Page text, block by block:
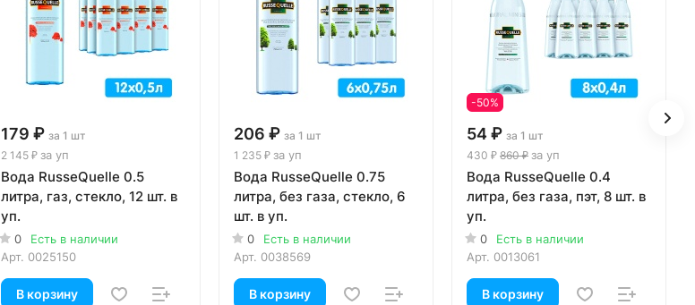
179 ₽ за 1 шт
2 145 ₽ за уп
Вода RusseQuelle 0.5
литра, газ, стекло, 12 шт. в
уп.
0
Есть в наличии
Арт. 0025150
В корзину
206 ₽ за 1 шт
1 235 ₽ за уп
Вода RusseQuelle 0.75
литра, без газа, стекло, 6
шт. в уп.
0
Есть в наличии
Арт. 0038569
В корзину
-50%
54 ₽ за 1 шт
430 ₽ 860 ₽ за уп
Вода RusseQuelle 0.4
литра, без газа, пэт, 8 шт. в
уп.
0
Есть в наличии
Арт. 0013061
В корзину